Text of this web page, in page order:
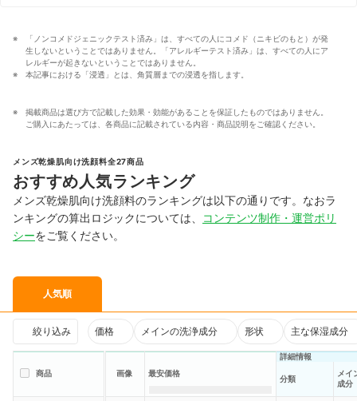
「ノンコメドジェニックテスト済み」は、すべての人にコメド（ニキビのもと）が発
生しないということではありません。「アレルギーテスト済み」は、すべての人にア
レルギーが起きないということではありません。
本記事における「浸透」とは、角質層までの浸透を指します。
掲載商品は選び方で記載した効果・効能があることを保証したものではありません。
ご購入にあたっては、各商品に記載されている内容・商品説明をご確認ください。
メンズ乾燥肌向け洗顔料全27商品
おすすめ人気ランキング
メンズ乾燥肌向け洗顔料のランキングは以下の通りです。なおラ
ンキングの算出ロジックについては、
コンテンツ制作・運営ポリ
シーをご覧ください。
人気順
絞り込み 価格 メインの洗浄成分 形状 主な保湿成分
商品 画像 最安価格
詳細情報
分類
メイ
成分